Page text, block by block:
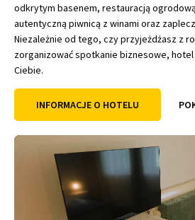
odkrytym basenem, restauracją
autentyczną piwnicą z winami oraz
Niezależnie od tego, czy przyjeżdżasz z
zorganizować spotkanie biznesowe, hotel
Ciebie.
INFORMACJE O HOTELU